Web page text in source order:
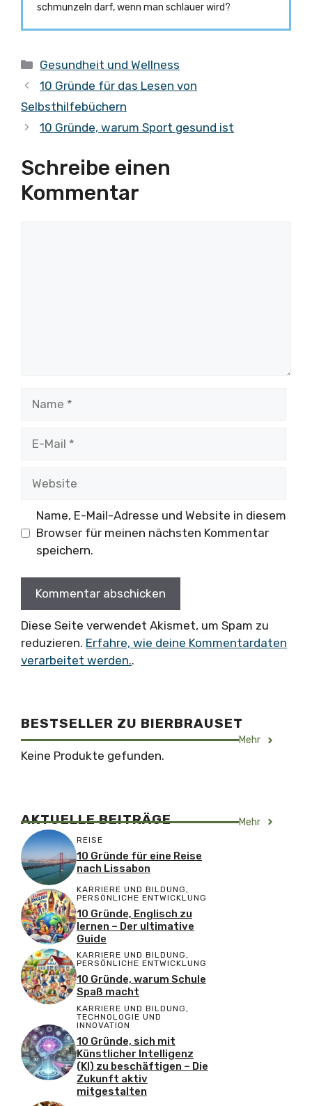
schmunzeln darf, wenn man schlauer wird?
Kategorien
Gesundheit und Wellness
10 Gründe für das Lesen von
Selbsthilfebüchern
10 Gründe, warum Sport gesund ist
Schreibe einen
Kommentar
Name, E-Mail-Adresse und Website in diesem
Browser für meinen nächsten Kommentar
speichern.
Diese Seite verwendet Akismet, um Spam zu
reduzieren. Erfahre, wie deine Kommentardaten
verarbeitet werden..
BESTSELLER ZU BIERBRAUSET
Mehr
Keine Produkte gefunden.
AKTUELLE BEITRÄGE Mehr
REISE
10 Gründe für eine Reise
nach Lissabon
KARRIERE UND BILDUNG ,
PERSÖNLICHE ENTWICKLUNG
10 Gründe, Englisch zu
lernen – Der ultimative
Guide
KARRIERE UND BILDUNG,
PERSÖNLICHE ENTWICKLUNG
10 Gründe, warum Schule
Spaß macht
KARRIERE UND BILDUNG ,
TECHNOLOGIE UND
INNOVATION
10 Gründe, sich mit
Künstlicher Intelligenz
(KI) zu beschäftigen – Die
Zukunft aktiv
mitgestalten